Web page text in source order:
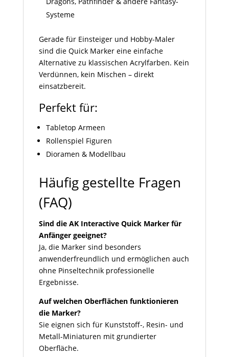
Systeme
Gerade für Einsteiger und Hobby-Maler
sind die Quick Marker eine einfache
Alternative zu klassischen Acrylfarben. Kein
Verdünnen, kein Mischen – direkt
einsatzbereit.
Perfekt für:
Tabletop Armeen
Rollenspiel Figuren
Dioramen & Modellbau
Häufig gestellte Fragen
(FAQ)
Sind die AK Interactive Quick Marker für
Anfänger geeignet?
Ja, die Marker sind besonders
anwenderfreundlich und ermöglichen auch
ohne Pinseltechnik professionelle
Ergebnisse.
Auf welchen Oberflächen funktionieren
die Marker?
Sie eignen sich für Kunststoff-, Resin- und
Metall-Miniaturen mit grundierter
Oberfläche.